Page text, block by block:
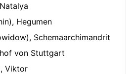
Hegumen
Schemaarchimandrit
von Stuttgart
Viktor